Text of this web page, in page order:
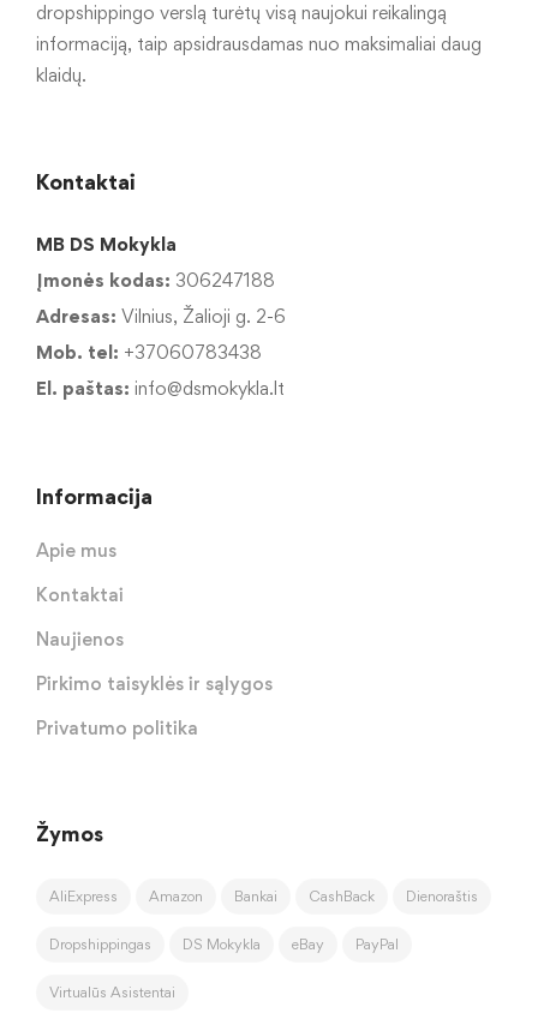
dropshippingo verslą turėtų visą naujokui reikalingą
informaciją, taip apsidrausdamas nuo maksimaliai daug
klaidų.
Kontaktai
MB DS Mokykla
Įmonės kodas: 306247188
Adresas: Vilnius, Žalioji g. 2-6
Mob. tel: +37060783438
El. paštas: info@dsmokykla.lt
Informacija
Apie mus
Kontaktai
Naujienos
Pirkimo taisyklės ir sąlygos
Privatumo politika
Žymos
AliExpress Amazon Bankai CashBack Dienoraštis
Dropshippingas DS Mokykla eBay PayPal
Virtualūs Asistentai